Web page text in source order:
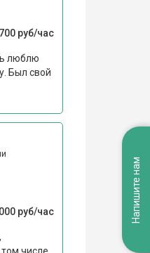
руб/час
люблю
Был свой
руб/час
том числе
Напишите нам